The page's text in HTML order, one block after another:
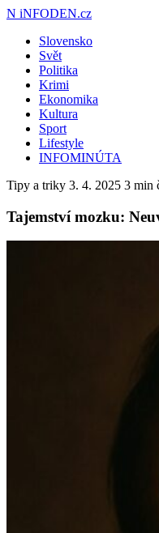
N iNFODEN.cz
Slovensko
Svět
Politika
Krimi
Ekonomika
Kultura
Sport
Lifestyle
INFOMINÚTA
Tipy a triky 3. 4. 2025 3 min
Tajemství mozku: